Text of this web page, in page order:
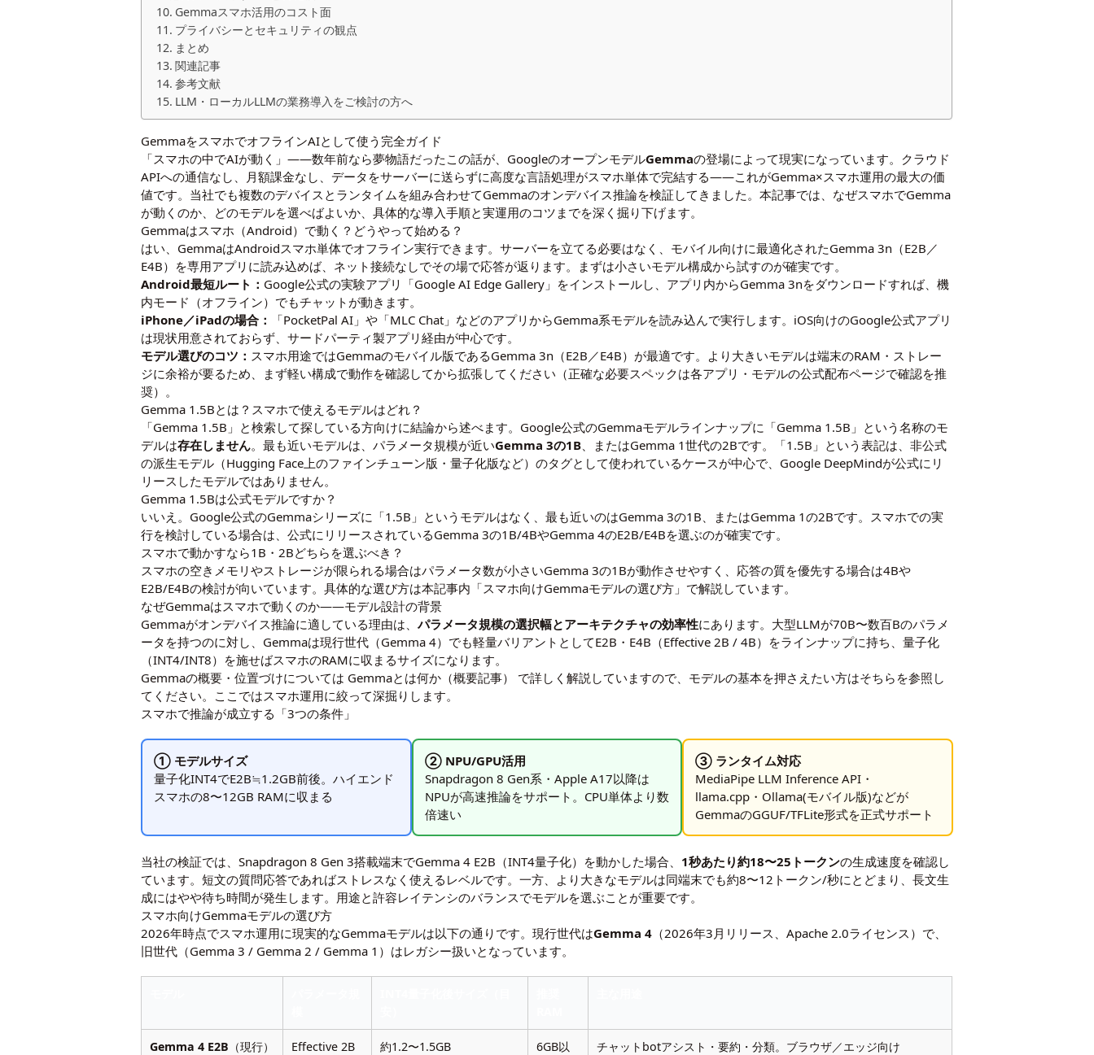
Gemmaスマホ活用のコスト面
プライバシーとセキュリティの観点
まとめ
関連記事
参考文献
LLM・ローカルLLMの業務導入をご検討の方へ
GemmaをスマホでオフラインAIとして使う完全ガイド
「スマホの中でAIが動く」——数年前なら夢物語だったこの話が、GoogleのオープンモデルGemmaの登場によって現実になっています。クラウド
APIへの通信なし、月額課金なし、データをサーバーに送らずに高度な言語処理がスマホ単体で完結する——これがGemma×スマホ運用の最大の価
値です。当社でも複数のデバイスとランタイムを組み合わせてGemmaのオンデバイス推論を検証してきました。本記事では、なぜスマホでGemma
が動くのか、どのモデルを選べばよいか、具体的な導入手順と実運用のコツまでを深く掘り下げます。
Gemmaはスマホ（Android）で動く？どうやって始める？
はい、GemmaはAndroidスマホ単体でオフライン実行できます。サーバーを立てる必要はなく、モバイル向けに最適化されたGemma 3n（E2B／
E4B）を専用アプリに読み込めば、ネット接続なしでその場で応答が返ります。まずは小さいモデル構成から試すのが確実です。
Android最短ルート： Google公式の実験アプリ「Google AI Edge Gallery」をインストールし、アプリ内からGemma 3nをダウンロードすれば、機
内モード（オフライン）でもチャットが動きます。
iPhone／iPadの場合：
「PocketPal AI」や「MLC Chat」などのアプリからGemma系モデルを読み込んで実行します。iOS向けのGoogle公式アプリ
は現状用意されておらず、サードパーティ製アプリ経由が中心です。
モデル選びのコツ： スマホ用途ではGemmaのモバイル版であるGemma 3n（E2B／E4B）が最適です。より大きいモデルは端末のRAM・ストレー
ジに余裕が要るため、まず軽い構成で動作を確認してから拡張してください（正確な必要スペックは各アプリ・モデルの公式配布ページで確認を推
奨）。
Gemma 1.5Bとは？スマホで使えるモデルはどれ？
「Gemma 1.5B」と検索して探している方向けに結論から述べます。Google公式のGemmaモデルラインナップに「Gemma 1.5B」という名称のモ
デルは存在しません。最も近いモデルは、パラメータ規模が近いGemma 3の1B、またはGemma 1世代の2Bです。「1.5B」という表記は、非公式
の派生モデル（Hugging Face上のファインチューン版・量子化版など）のタグとして使われているケースが中心で、Google DeepMindが公式にリ
リースしたモデルではありません。
Gemma 1.5Bは公式モデルですか？
いいえ。Google公式のGemmaシリーズに「1.5B」というモデルはなく、最も近いのはGemma 3の1B、またはGemma 1の2Bです。スマホでの実
行を検討している場合は、公式にリリースされているGemma 3の1B/4BやGemma 4のE2B/E4Bを選ぶのが確実です。
スマホで動かすなら1B・2Bどちらを選ぶべき？
スマホの空きメモリやストレージが限られる場合はパラメータ数が小さいGemma 3の1Bが動作させやすく、応答の質を優先する場合は4Bや
E2B/E4Bの検討が向いています。具体的な選び方は本記事内「スマホ向けGemmaモデルの選び方」で解説しています。
なぜGemmaはスマホで動くのか——モデル設計の背景
Gemmaがオンデバイス推論に適している理由は、パラメータ規模の選択幅とアーキテクチャの効率性にあります。大型LLMが70B〜数百Bのパラメ
ータを持つのに対し、Gemmaは現行世代（Gemma 4）でも軽量バリアントとしてE2B・E4B（Effective 2B / 4B）をラインナップに持ち、量子化
（INT4/INT8）を施せばスマホのRAMに収まるサイズになります。
Gemmaの概要・位置づけについては Gemmaとは何か（概要記事）
で詳しく解説していますので、モデルの基本を押さえたい方はそちらを参照し
てください。ここではスマホ運用に絞って深掘りします。
スマホで推論が成立する「3つの条件」
① モデルサイズ
量子化INT4でE2B≒1.2GB前後。ハイエンド
スマホの8〜12GB RAMに収まる
② NPU/GPU活用
Snapdragon 8 Gen系・Apple A17以降は
NPUが高速推論をサポート。CPU単体より数
倍速い
③ ランタイム対応
MediaPipe LLM Inference API・
llama.cpp・Ollama(モバイル版)などが
GemmaのGGUF/TFLite形式を正式サポート
当社の検証では、Snapdragon 8 Gen 3搭載端末でGemma 4 E2B（INT4量子化）を動かした場合、 1秒あたり約18〜25トークンの生成速度を確認し
ています。短文の質問応答であればストレスなく使えるレベルです。一方、より大きなモデルは同端末でも約8〜12トークン/秒にとどまり、長文生
成にはやや待ち時間が発生します。用途と許容レイテンシのバランスでモデルを選ぶことが重要です。
スマホ向けGemmaモデルの選び方
2026年時点でスマホ運用に現実的なGemmaモデルは以下の通りです。現行世代はGemma 4 （2026年3月リリース、Apache 2.0ライセンス）で、
旧世代（Gemma 3 / Gemma 2 / Gemma 1）はレガシー扱いとなっています。
Gemma 4 E2B （現行） Effective 2B 約1.2〜1.5GB
6GB以
チャットbotアシスト・要約・分類。ブラウザ／エッジ向け